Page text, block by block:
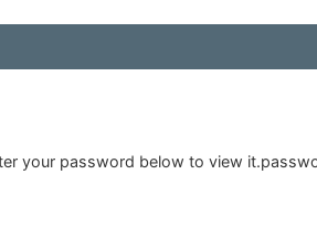
your password below to view